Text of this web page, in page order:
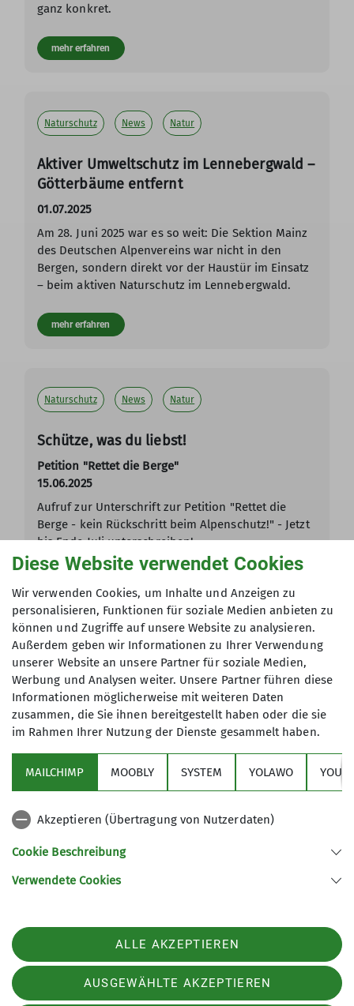
ganz konkret.
mehr erfahren
Naturschutz News Natur
Aktiver Umweltschutz im Lennebergwald –
Götterbäume entfernt
01.07.2025
Am 28. Juni 2025 war es so weit: Die Sektion Mainz
des Deutschen Alpenvereins war nicht in den
Bergen, sondern direkt vor der Haustür im Einsatz
– beim aktiven Naturschutz im Lennebergwald.
mehr erfahren
Naturschutz News Natur
Schütze, was du liebst!
Petition "Rettet die Berge"
15.06.2025
Aufruf zur Unterschrift zur Petition "Rettet die
Berge - kein Rückschritt beim Alpenschutz!" - Jetzt
bis Ende Juli unterschreiben!
Andere Themen
Alpinausbildung Kaunergrathütte Bergsport Gruppen
Kaunergrathütte Klettern Klimaschutz Klimaschutztipps
News Programm Sicher unterwegs Top-Thema
Tourenbericht
Unsere Sektion
Kooperationspartner
Diese Website verwendet Cookies
Wir verwenden Cookies, um Inhalte und Anzeigen zu
personalisieren, Funktionen für soziale Medien anbieten zu
können und Zugriffe auf unsere Website zu analysieren.
Außerdem geben wir Informationen zu Ihrer Verwendung
unserer Website an unsere Partner für soziale Medien,
Werbung und Analysen weiter. Unsere Partner führen diese
Informationen möglicherweise mit weiteren Daten
zusammen, die Sie ihnen bereitgestellt haben oder die sie
im Rahmen Ihrer Nutzung der Dienste gesammelt haben.
MAILCHIMP MOOBLY SYSTEM YOLAWO
Akzeptieren (Übertragung von Nutzerdaten)
Cookie Beschreibung
Verwendete Cookies
ALLE AKZEPTIEREN
AUSGEWÄHLTE AKZEPTIEREN